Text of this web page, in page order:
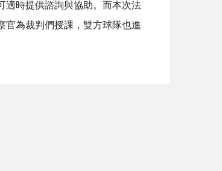
適時提供諮詢與協助。而本次法
官為裁判們授課，雙方球隊也進